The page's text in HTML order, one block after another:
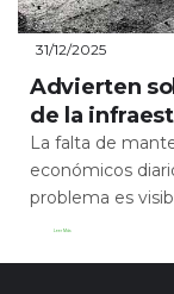
31/12/2025
Advierten
de la
La falta de
económicos
problema es
Leer Más